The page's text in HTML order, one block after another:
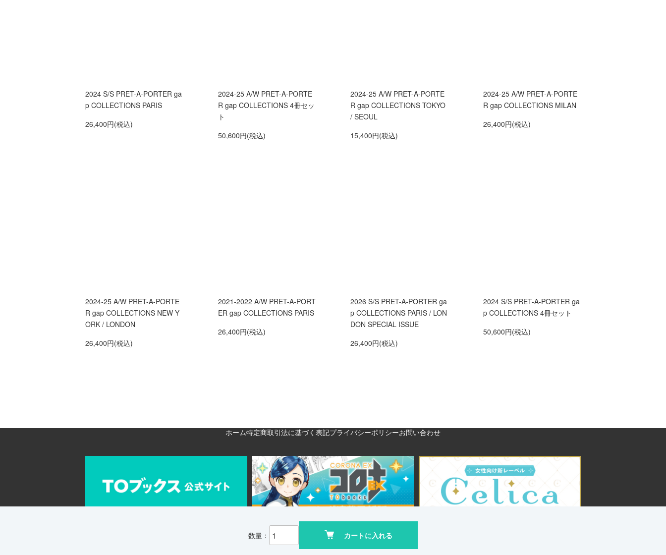
数量： カートに入れる
2024 S/S PRET-A-PORTER ga
p COLLECTIONS PARIS
26,400円(税込)
2024-25 A/W PRET-A-PORTE
R gap COLLECTIONS 4冊セッ
ト
50,600円(税込)
2024-25 A/W PRET-A-PORTE
R gap COLLECTIONS TOKYO
/ SEOUL
15,400円(税込)
2024-25 A/W PRET-A-PORTE
R gap COLLECTIONS MILAN
26,400円(税込)
2024-25 A/W PRET-A-PORTE
R gap COLLECTIONS NEW Y
ORK / LONDON
26,400円(税込)
2021-2022 A/W PRET-A-PORT
ER gap COLLECTIONS PARIS
26,400円(税込)
2026 S/S PRET-A-PORTER ga
p COLLECTIONS PARIS / LON
DON SPECIAL ISSUE
26,400円(税込)
2024 S/S PRET-A-PORTER ga
p COLLECTIONS 4冊セット
50,600円(税込)
ホーム特定商取引法に基づく表記プライバシーポリシーお問い合わせ